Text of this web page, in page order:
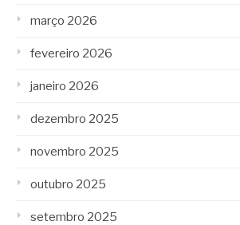
março 2026
fevereiro 2026
janeiro 2026
dezembro 2025
novembro 2025
outubro 2025
setembro 2025